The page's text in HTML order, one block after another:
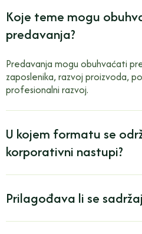
Koje teme mogu
predavanja?
Predavanja mogu obuhvaćati
zaposlenika, razvoj proizvoda,
profesionalni razvoj.
U kojem formatu se
korporativni nastupi?
Prilagođava li se